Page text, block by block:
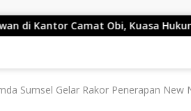
Obi, Kuasa Hukum Akan
Sumsel Gelar Rakor Penerapan New